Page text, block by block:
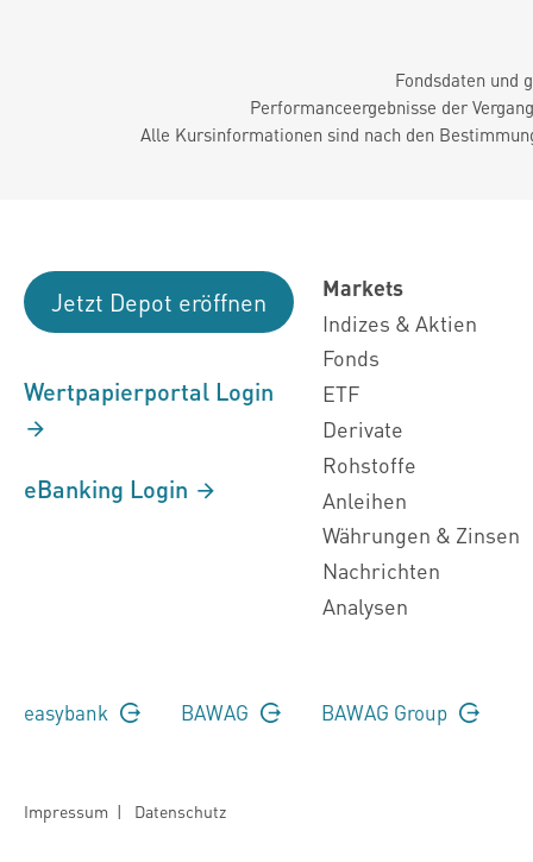
Fondsdaten und
Performanceergebnisse der
Alle Kursinformationen sind nach den
Jetzt Depot eröffnen
Wertpapierportal Login
eBanking Login
Markets
Indizes & Aktien
Fonds
ETF
Derivate
Rohstoffe
Anleihen
Währungen & Zinsen
Nachrichten
Analysen
easybank BAWAG BAWAG Group
Impressum | Datenschutz